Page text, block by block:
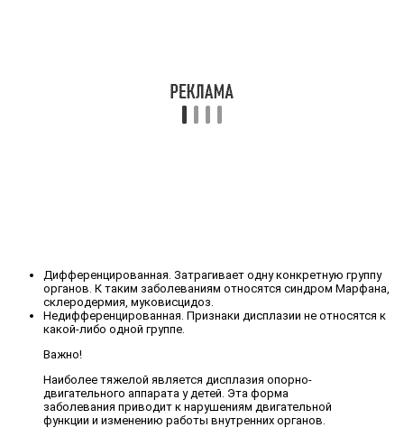
Дифференцированная. Затрагивает одну конкретную группу
органов. К таким заболеваниям относятся синдром Марфана,
склеродермия, муковисцидоз.
Недифференцированная. Признаки дисплазии не относятся к
какой-либо одной группе.
Важно!
Наиболее тяжелой является дисплазия опорно-
двигательного аппарата у детей. Эта форма
заболевания приводит к нарушениям двигательной
функции и изменению работы внутренних органов.